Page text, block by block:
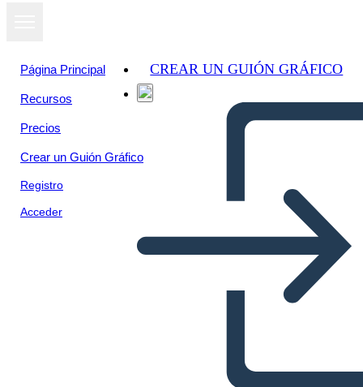
Página Principal
Recursos
Precios
Crear un Guión Gráfico
Registro
Acceder
CREAR UN GUIÓN GRÁFICO
מבוא גיאומטריה - פליירים